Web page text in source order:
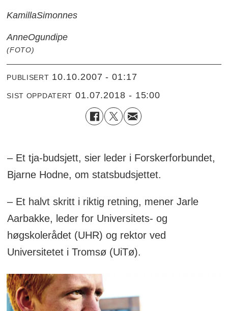
KamillaSimonnes
AnneOgundipe
(FOTO)
PUBLISERT 10.10.2007 - 01:17
SIST OPPDATERT 01.07.2018 - 15:00
– Et tja-budsjett, sier leder i Forskerforbundet,
Bjarne Hodne, om statsbudsjettet.
– Et halvt skritt i riktig retning, mener Jarle
Aarbakke, leder for Universitets- og
høgskolerådet (UHR) og rektor ved
Universitetet i Tromsø (UiTø).